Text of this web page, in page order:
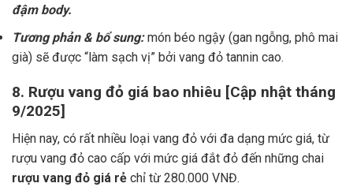
đậm body.
Tương phản & bổ sung:món béo ngậy (gan ngỗng, phô mai
già) sẽ được “làm sạch vị” bởi vang đỏ tannin cao.
8. Rượu vang đỏ giá bao nhiêu [Cập nhật tháng
9/2025]
Hiện nay, có rất nhiều loại vang đỏ với đa dạng mức giá, từ
rượu vang đỏ cao cấp với mức giá đắt đỏ đến những chai
rượu vang đỏ giá rẻ chỉ từ 280.000 VNĐ.